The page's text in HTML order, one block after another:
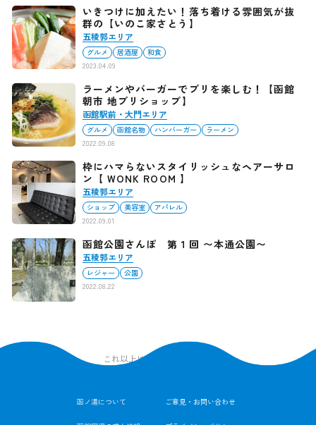
いきつけに加えたい！落ち着ける雰囲気が抜
群の【いのこ家さとう】
五稜郭エリア
グルメ 居酒屋
和食
2023.04.09
ラーメンやバーガーでブリを楽しむ！【函館
朝市 地ブリショップ】
函館駅前・大門エリア
グルメ 函館名物 ハンバーガー
ラーメン
2022.09.08
枠にハマらないスタイリッシュなヘアーサロ
ン【 WONK ROOM 】
五稜郭エリア
ショップ 美容室
アパレル
2022.09.01
函館公園さんぽ 第１回 〜本通公園〜
五稜郭エリア
レジャー
公園
2022.08.22
これ以上は記事がありません
函ノ湯について ご意見・お問い合わせ